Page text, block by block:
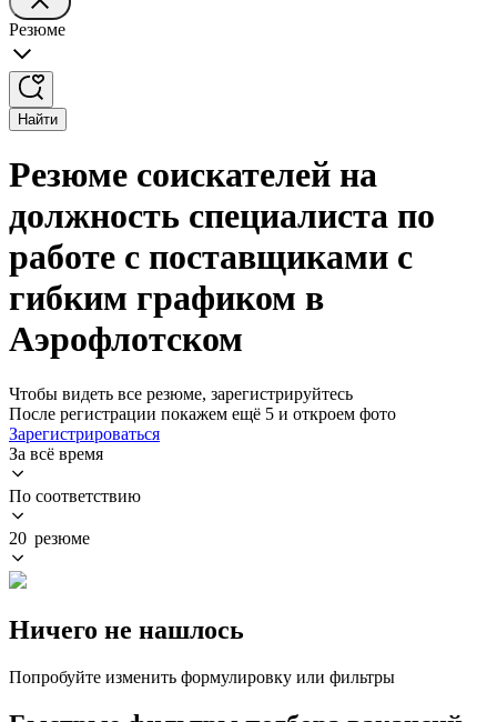
Резюме
Найти
Резюме соискателей на
должность специалиста по
работе с поставщиками с
гибким графиком в
Аэрофлотском
Чтобы видеть все резюме, зарегистрируйтесь
После регистрации покажем ещё 5 и откроем фото
Зарегистрироваться
За всё время
По соответствию
20 резюме
Ничего не нашлось
Попробуйте изменить формулировку или фильтры